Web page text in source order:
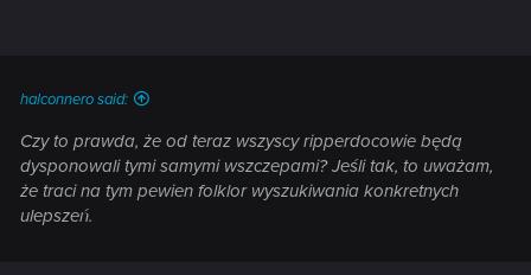
halconnero said:
Czy to prawda, że od teraz wszyscy ripperdocowie będą
dysponowali tymi samymi wszczepami? Jeśli tak, to uważam,
że traci na tym pewien folklor wyszukiwania konkretnych
ulepszeń.